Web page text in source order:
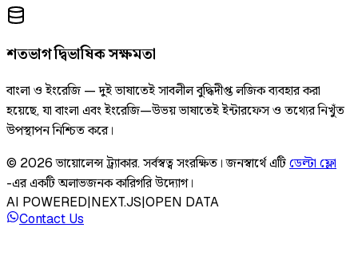
শতভাগ দ্বিভাষিক সক্ষমতা
বাংলা ও ইংরেজি — দুই ভাষাতেই সাবলীল বুদ্ধিদীপ্ত লজিক ব্যবহার করা
হয়েছে, যা বাংলা এবং ইংরেজি—উভয় ভাষাতেই ইন্টারফেস ও তথ্যের নিখুঁত
উপস্থাপন নিশ্চিত করে।
© 2026 ভায়োলেন্স ট্র্যাকার.সর্বস্বত্ব সংরক্ষিত। জনস্বার্থে এটিডেল্টা ফ্লো
-এর একটি অলাভজনক কারিগরি উদ্যোগ।
AI POWERED|NEXT.JS|OPEN DATA
Contact Us